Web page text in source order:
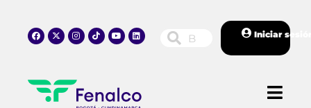
Iniciar